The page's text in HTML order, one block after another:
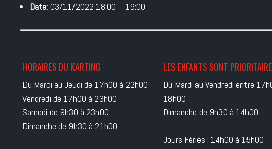
Date:03/11/2022 18:00 – 19:00
HORAIRES DU KARTING
Du Mardi au Jeudi de 17h00 à 22h00
Vendredi de 17h00 à 23h00
Samedi de 9h30 à 23h00
Dimanche de 9h30 à 21h00
LES ENFANTS SONT
Du Mardi au Vendredi entre
18h00
Dimanche de 9h30 à 14h00
Jours Fériés : 14h00 à 15h00